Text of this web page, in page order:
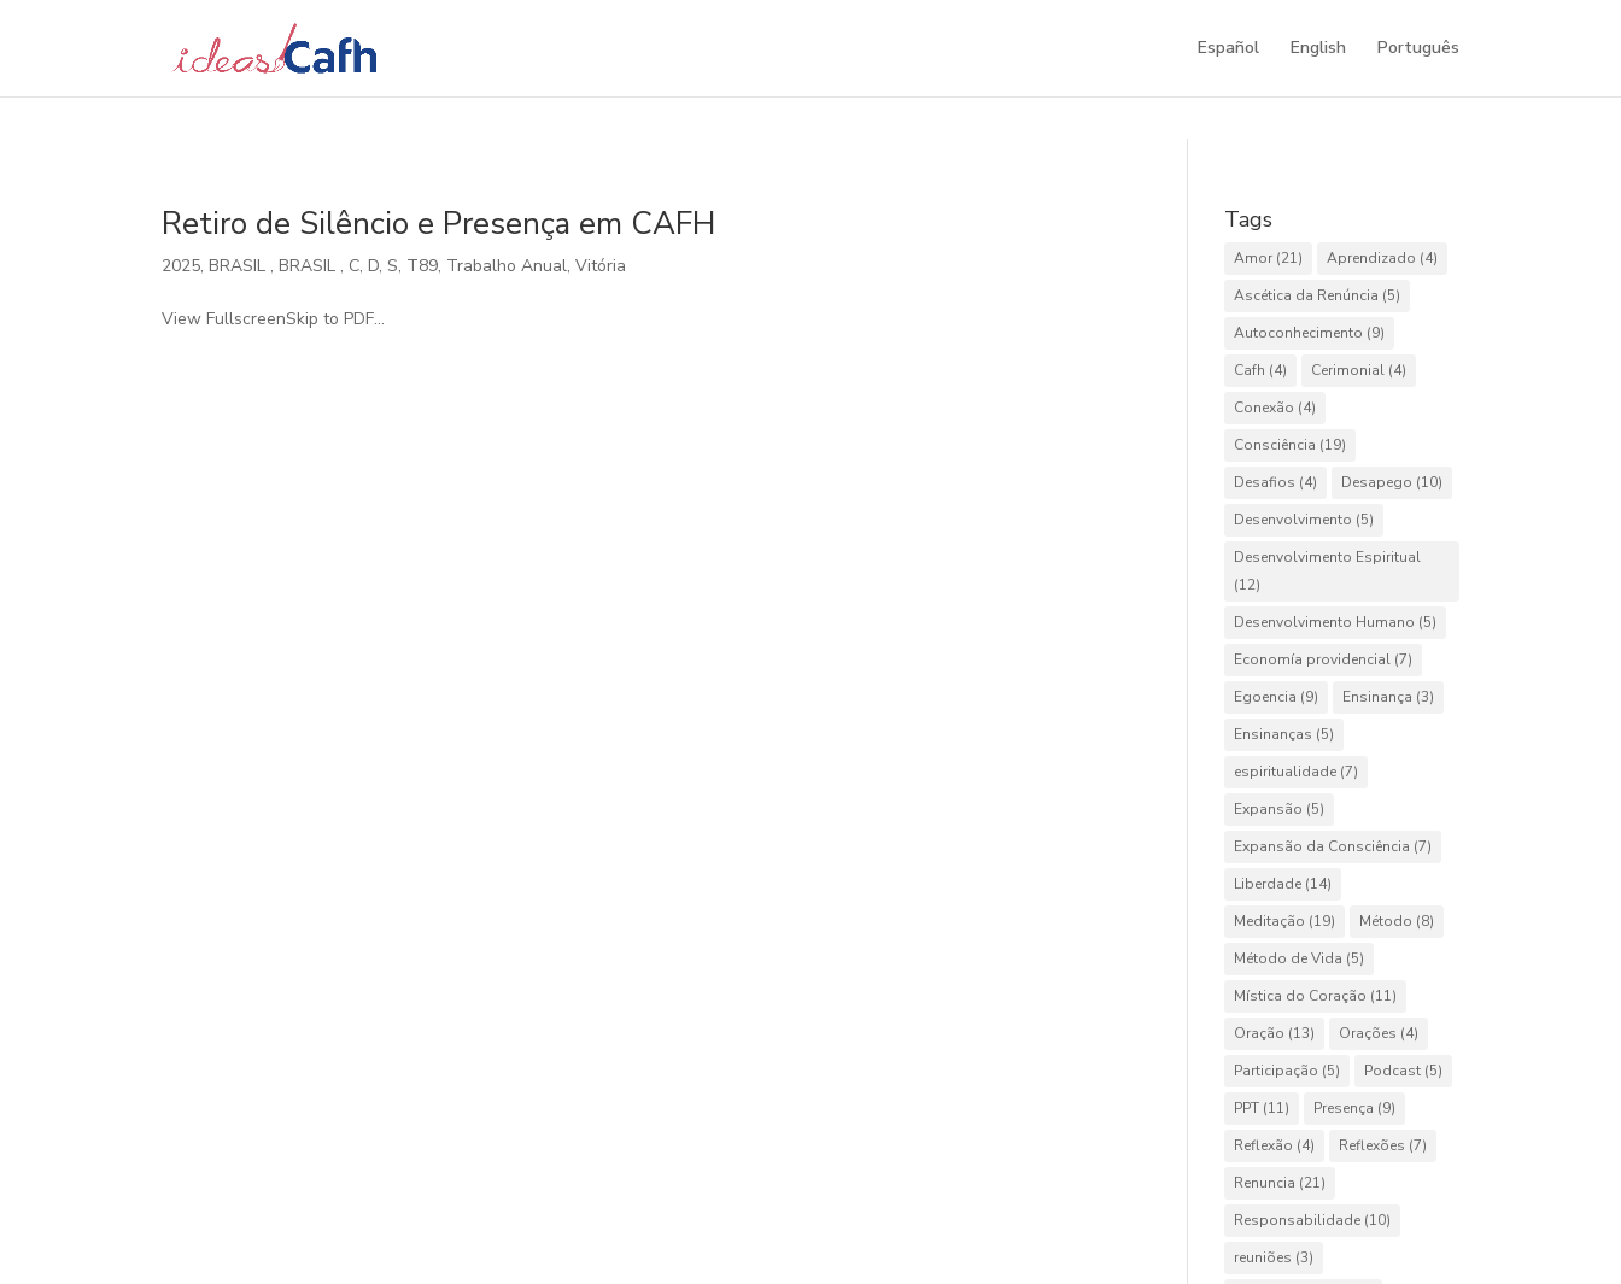
Español English Português
Retiro de Silêncio e Presença em CAFH
2025,BRASIL ,BRASIL , C,D,S, T89, Trabalho Anual,Vitória
View FullscreenSkip to PDF...
Tags
Amor (21) Aprendizado (4)
Ascética da Renúncia (5)
Autoconhecimento (9)
Cafh (4) Cerimonial (4)
Conexão (4)
Consciência (19)
Desafios (4) Desapego (10)
Desenvolvimento (5)
Desenvolvimento Espiritual
(12)
Desenvolvimento Humano (5)
Economía providencial (7)
Egoencia (9) Ensinança (3)
Ensinanças (5)
espiritualidade (7)
Expansão (5)
Expansão da Consciência (7)
Liberdade (14)
Meditação (19) Método (8)
Método de Vida (5)
Mística do Coração (11)
Oração (13) Orações (4)
Participação (5) Podcast (5)
PPT (11) Presença (9)
Reflexão (4) Reflexões (7)
Renuncia (21)
Responsabilidade (10)
reuniões (3)